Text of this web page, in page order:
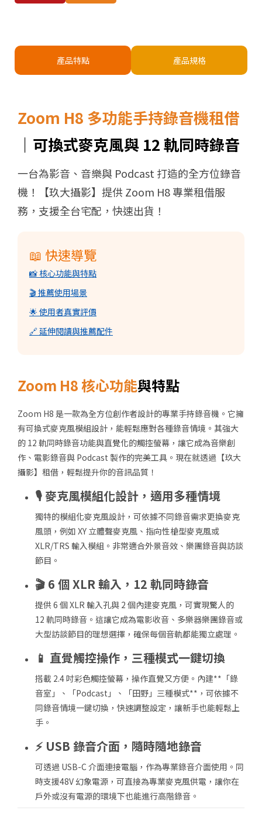
產品特點 產品規格
Zoom H8 多功能手持錄音機租借
｜可換式麥克風與 12 軌同時錄音
一台為影音、音樂與 Podcast 打造的全方位錄音
機！【玖大攝影】提供 Zoom H8 專業租借服
務，支援全台宅配，快速出貨！
📖 快速導覽
📸 核心功能與特點
🎬 推薦使用場景
🌟 使用者真實評價
🔗 延伸閱讀與推薦配件
Zoom H8 核心功能與特點
Zoom H8 是一款為全方位創作者設計的專業手持錄音機。它擁
有可換式麥克風模組設計，能輕鬆應對各種錄音情境。其強大
的 12 軌同時錄音功能與直覺化的觸控螢幕，讓它成為音樂創
作、電影錄音與 Podcast 製作的完美工具。現在就透過【玖大
攝影】租借，輕鬆提升你的音訊品質！
🎙 麥克風模組化設計，適用多種情境
獨特的模組化麥克風設計，可依據不同錄音需求更換麥克
風頭，例如 XY 立體聲麥克風、指向性槍型麥克風或
XLR/TRS 輸入模組。非常適合外景音效、樂團錄音與訪談
節目。
🎬 6 個 XLR 輸入，12 軌同時錄音
提供 6 個 XLR 輸入孔與 2 個內建麥克風，可實現驚人的
12 軌同時錄音。這讓它成為電影收音、多樂器樂團錄音或
大型訪談節目的理想選擇，確保每個音軌都能獨立處理。
📱 直覺觸控操作，三種模式一鍵切換
搭載 2.4 吋彩色觸控螢幕，操作直覺又方便。內建**「錄
音室」、「Podcast」、「田野」三種模式**，可依據不
同錄音情境一鍵切換，快速調整設定，讓新手也能輕鬆上
手。
⚡ USB 錄音介面，隨時隨地錄音
可透過 USB-C 介面連接電腦，作為專業錄音介面使用。同
時支援48V 幻象電源，可直接為專業麥克風供電，讓你在
戶外或沒有電源的環境下也能進行高階錄音。